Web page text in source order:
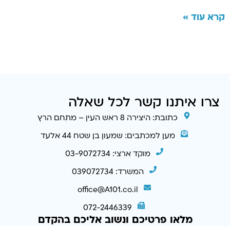
קרא עוד »
צרו איתנו קשר לכל שאלה
כתובת: היצירה 8 ראש העין – מתחם הרץ
מען למכתבים: שמעון בן שטח 44 אלעד
מוקד ארצי: 03-9072734
המשרד: 039072734
office@A101.co.il
072-2446339
מלאו פרטיכם ונשוב אליכם בהקדם